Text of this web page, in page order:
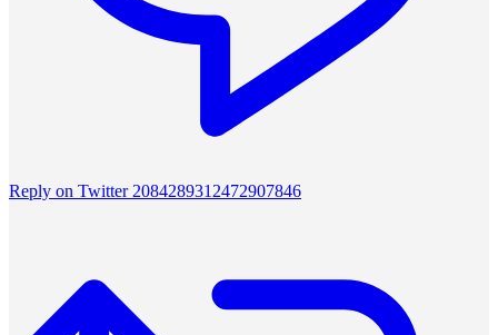
Reply on Twitter 2084289312472907846